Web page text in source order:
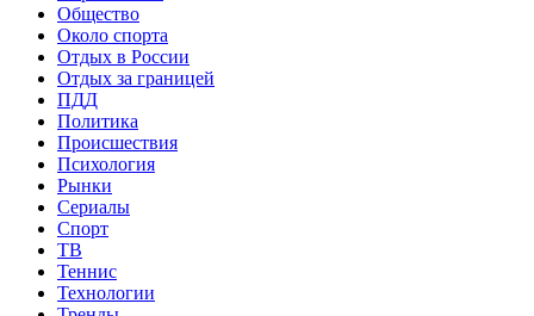
Общество
Около спорта
Отдых в России
Отдых за границей
ПДД
Политика
Происшествия
Психология
Рынки
Сериалы
Спорт
ТВ
Теннис
Технологии